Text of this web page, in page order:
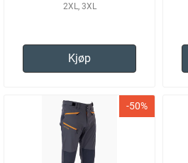
2XL, 3XL
Kjøp
-50%